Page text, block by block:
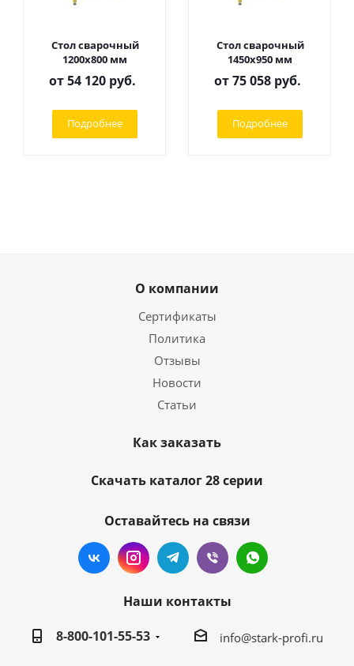
Стол сварочный
1200х800 мм
от54 120 руб.
Подробнее
Стол сварочный
1450х950 мм
от75 058 руб.
Подробнее
О компании
Сертификаты
Политика
Отзывы
Новости
Статьи
Как заказать
Скачать каталог 28 серии
Оставайтесь на связи
Наши контакты
8-800-101-55-53
info@stark-profi.ru